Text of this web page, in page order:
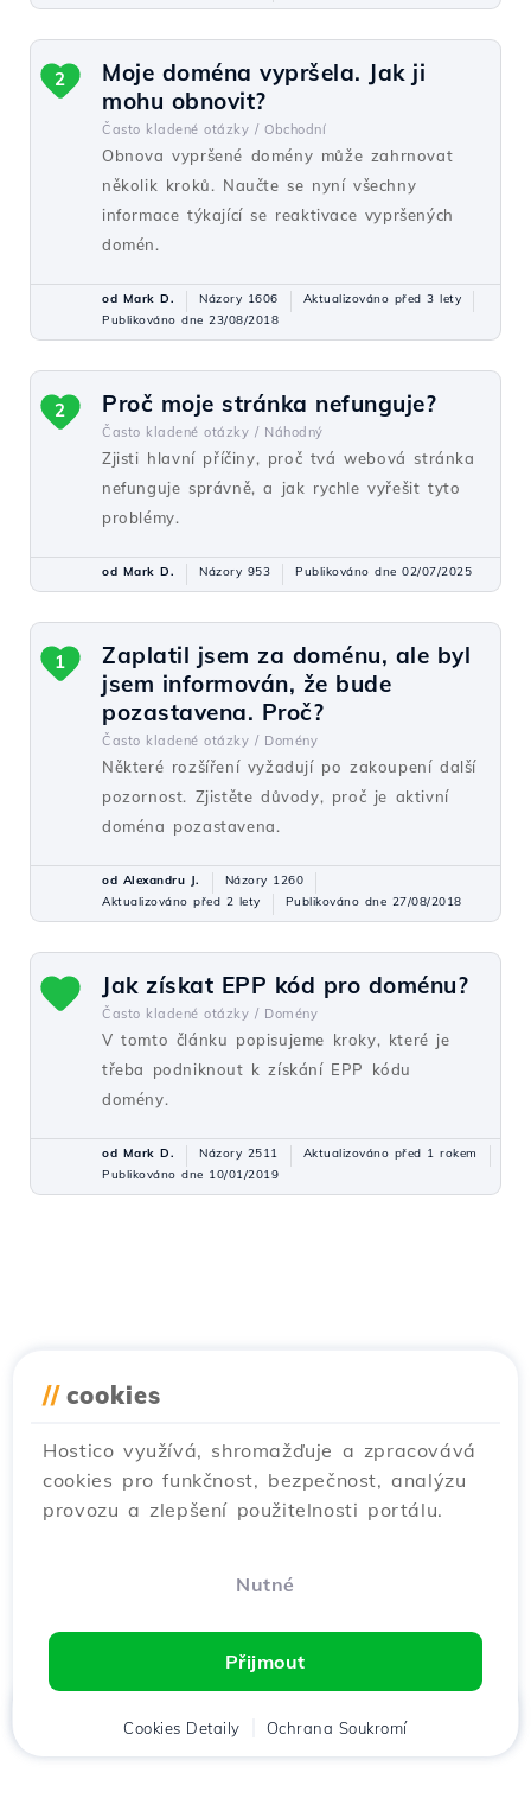
Moje doména vypršela. Jak ji
mohu obnovit?
Často kladené otázky / Obchodní
Obnova vypršené domény může zahrnovat
několik kroků. Naučte se nyní všechny
informace týkající se reaktivace vypršených
domén.
2
od Mark D. Názory 1606
Aktualizováno před 3 lety
Publikováno dne 23/08/2018
Proč moje stránka nefunguje?
Často kladené otázky / Náhodný
Zjisti hlavní příčiny, proč tvá webová stránka
nefunguje správně, a jak rychle vyřešit tyto
problémy.
2
od Mark D. Názory 953 Publikováno dne 02/07/2025
Zaplatil jsem za doménu, ale byl
jsem informován, že bude
pozastavena. Proč?
Často kladené otázky / Domény
Některé rozšíření vyžadují po zakoupení další
pozornost. Zjistěte důvody, proč je aktivní
doména pozastavena.
1
od Alexandru J.
Názory 1260
Aktualizováno před 2 lety
Publikováno dne 27/08/2018
Jak získat EPP kód pro doménu?
Často kladené otázky / Domény
V tomto článku popisujeme kroky, které je
třeba podniknout k získání EPP kódu
domény.
od Mark D. Názory 2511
Aktualizováno před 1 rokem
Publikováno dne 10/01/2019
// cookies
Hostico využívá, shromažďuje a zpracovává
cookies pro funkčnost, bezpečnost, analýzu
provozu a zlepšení použitelnosti portálu.
Nutné
Přijmout
Cookies Detaily Ochrana Soukromí
Klient Košík Chat